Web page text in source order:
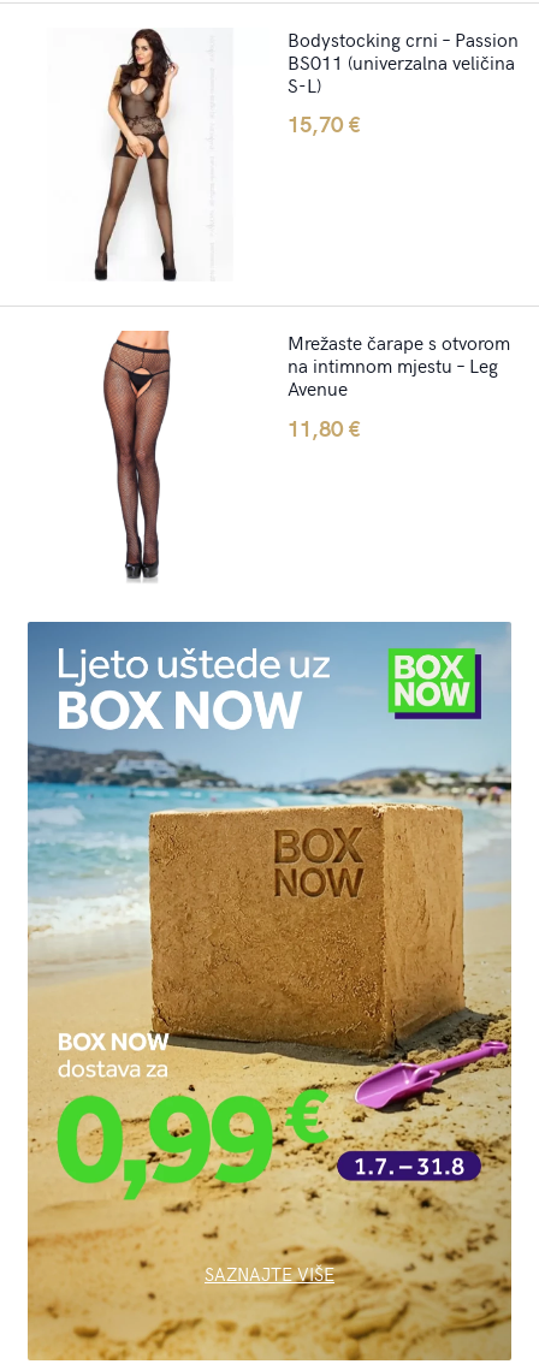
Bodystocking crni – Passion
BS011 (univerzalna veličina
S-L)
15,70€
Mrežaste čarape s otvorom
na intimnom mjestu – Leg
Avenue
11,80€
SAZNAJTE VIŠE